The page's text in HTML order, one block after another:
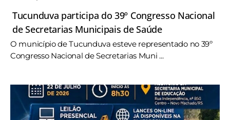
Tucunduva participa do 39º Congresso Nacional
de Secretarias Municipais de Saúde
O município de Tucunduva esteve representado no 39º
Congresso Nacional de Secretarias Muni ...